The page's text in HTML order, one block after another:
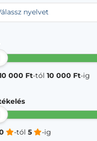
nyelvet
000 Ft-tól 10 000 Ft-ig
-tól 5 -ig